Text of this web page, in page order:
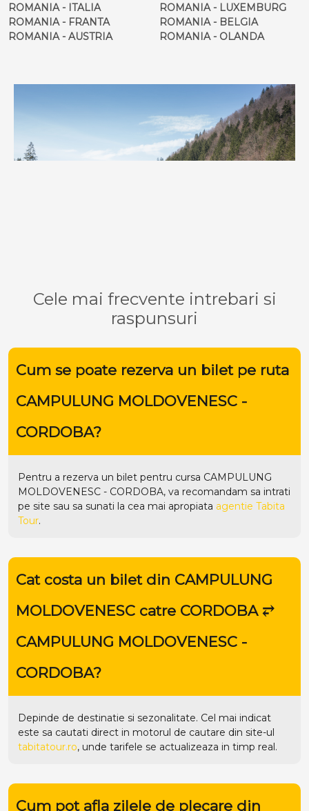
ROMANIA - ITALIA
ROMANIA - FRANTA
ROMANIA - AUSTRIA
ROMANIA - LUXEMBURG
ROMANIA - BELGIA
ROMANIA - OLANDA
Cele mai frecvente intrebari si
raspunsuri
Cum se poate rezerva un bilet pe ruta
CAMPULUNG MOLDOVENESC -
CORDOBA?
Pentru a rezerva un bilet pentru cursa CAMPULUNG
MOLDOVENESC - CORDOBA, va recomandam sa intrati
pe site sau sa sunati la cea mai apropiata agentie Tabita
Tour.
Cat costa un bilet din CAMPULUNG
MOLDOVENESC catre CORDOBA ⥂
CAMPULUNG MOLDOVENESC -
CORDOBA?
Depinde de destinatie si sezonalitate. Cel mai indicat
este sa cautati direct in motorul de cautare din site-ul
tabitatour.ro, unde tarifele se actualizeaza in timp real.
Cum pot afla zilele de plecare din